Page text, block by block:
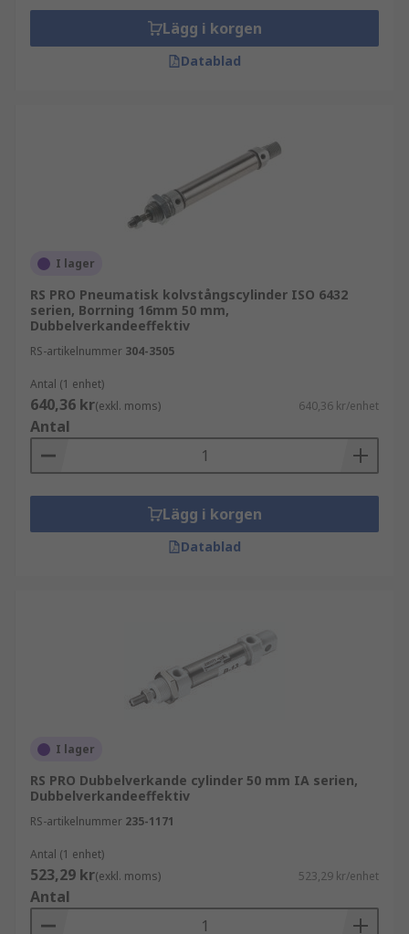
Lägg i korgen
Datablad
I lager
RS PRO Pneumatisk kolvstångscylinder ISO 6432
serien, Borrning 16mm 50 mm,
Dubbelverkandeeffektiv
RS-artikelnummer 304-3505
Antal (1 enhet)
640,36 kr(exkl. moms) 640,36 kr/enhet
Antal
Lägg i korgen
Datablad
I lager
RS PRO Dubbelverkande cylinder 50 mm IA serien,
Dubbelverkandeeffektiv
RS-artikelnummer 235-1171
Antal (1 enhet)
523,29 kr(exkl. moms) 523,29 kr/enhet
Antal